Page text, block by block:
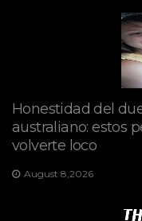
Honestidad del
australiano: estos
volverte loco
August 8,2026